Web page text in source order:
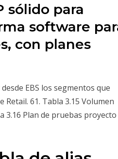
sólido para
software
con planes
EBS los segmentos que
61. Tabla 3.15 Volumen
3.16 Plan de pruebas proyecto